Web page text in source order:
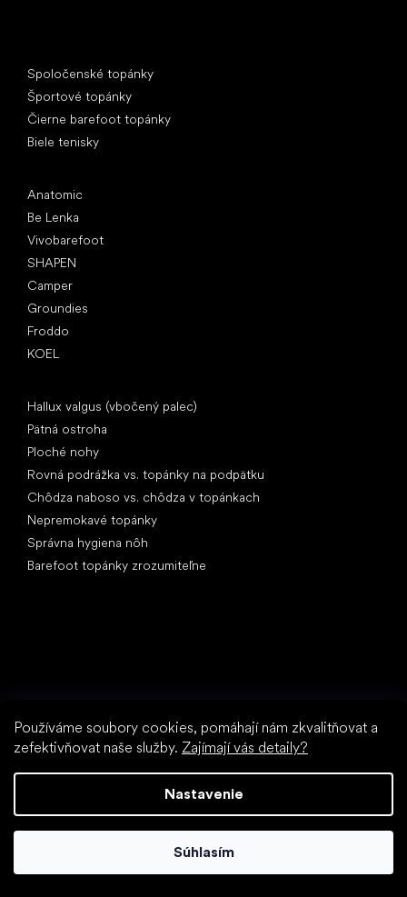
Používáme soubory cookies, pomáhají nám zkvalitňovat a
zefektivňovat naše služby. Zajímají vás detaily?
Nastavenie
Súhlasím
Spoločenské topánky
Športové topánky
Čierne barefoot topánky
Biele tenisky
Anatomic
Be Lenka
Vivobarefoot
SHAPEN
Camper
Groundies
Froddo
KOEL
Hallux valgus (vbočený palec)
Pätná ostroha
Ploché nohy
Rovná podrážka vs. topánky na podpätku
Chôdza naboso vs. chôdza v topánkach
Nepremokavé topánky
Správna hygiena nôh
Barefoot topánky zrozumiteľne
Turistické topánky
Športové topánky